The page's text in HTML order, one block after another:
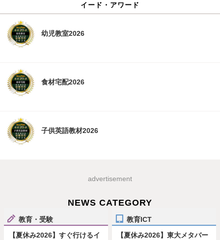
イード・アワード
幼児教室2026
食材宅配2026
子供英語教材2026
advertisement
NEWS CATEGORY
教育・受験
【夏休み2026】すぐ行けるイ
教育ICT
【夏休み2026】東大メタバー